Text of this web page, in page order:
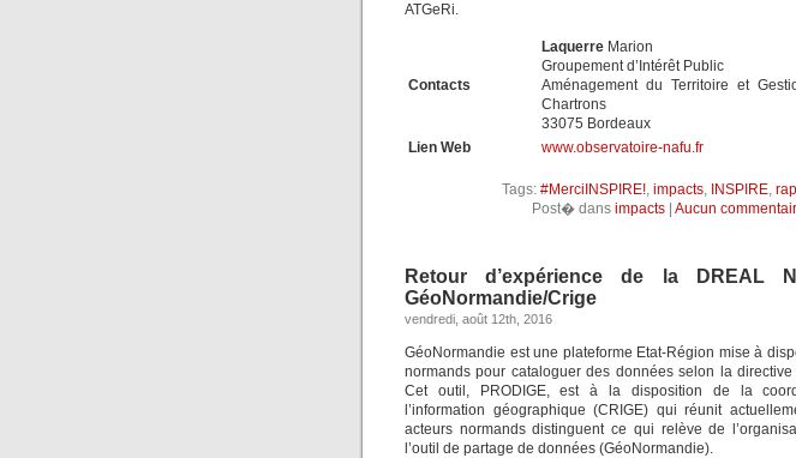
ATGeRi.
Contacts
Laquerre Marion
Groupement d’Intérêt Public
Aménagement du Territoire et
Chartrons
33075 Bordeaux
Lien Web
www.observatoire-nafu.fr
Tags: #MerciINSPIRE!, impacts, INSPIRE,
Post� dans impacts Aucun
Retour d’expérience de la DREAL
GéoNormandie/Crige
vendredi, août 12th, 2016
GéoNormandie est une plateforme Etat-Région mise à
normands pour cataloguer des données selon la
Cet outil, PRODIGE, est à la disposition de la
l’information géographique (CRIGE) qui réunit
acteurs normands distinguent ce qui relève de
l’outil de partage de données (GéoNormandie).